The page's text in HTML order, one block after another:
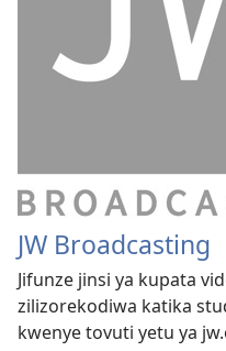
JW Broadcasting
Jifunze jinsi ya kupata
zilizorekodiwa katika
kwenye tovuti yetu ya